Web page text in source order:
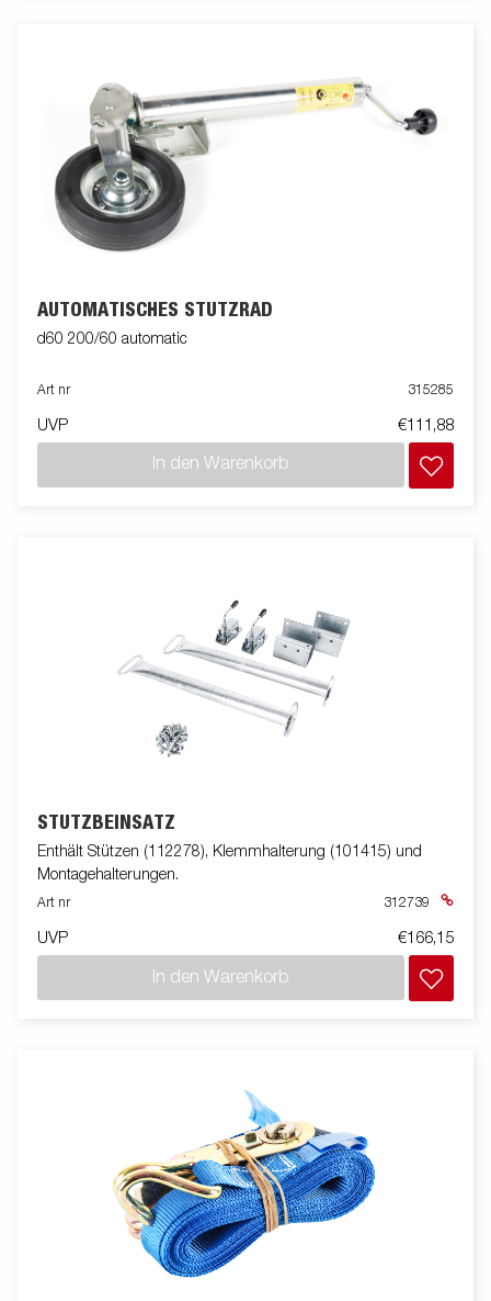
AUTOMATISCHES STÜTZRAD
d60 200/60 automatic
Art nr 315285
UVP €111,88
In den Warenkorb
STÜTZBEINSATZ
Enthält Stützen (112278), Klemmhalterung (101415) und
Montagehalterungen.
Art nr 312739
UVP €166,15
In den Warenkorb